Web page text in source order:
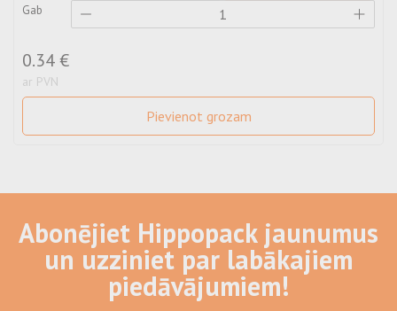
Gab
0.34 €
ar PVN
Pievienot grozam
Abonējiet Hippopack jaunumus
un uzziniet par labākajiem
piedāvājumiem!